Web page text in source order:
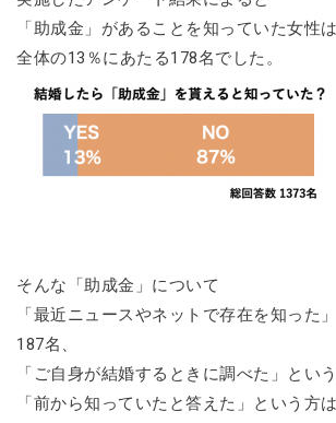
「助成金」があることを知っていた女性は
全体の13％にあたる178名でした。
そんな「助成金」について
「最近ニュースやネットで存在を知った
187名、
「ご自身が結婚するときに調べた」とい
「前から知っていたと答えた」という方